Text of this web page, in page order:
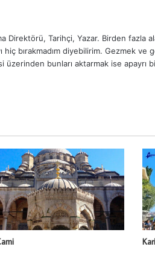
Direktörü, Tarihçi, Yazar. Birden fazla
hiç bırakmadım diyebilirim. Gezmek
üzerinden bunları aktarmak ise apayrı